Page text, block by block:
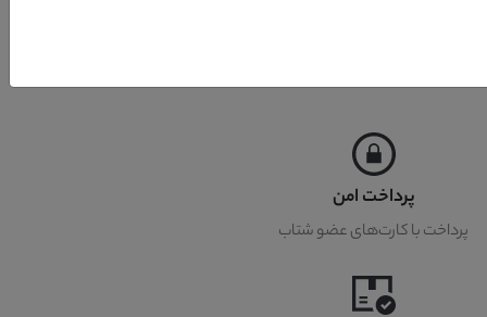
پرداخت امن
پرداخت با کارت‌های عضو شتاب